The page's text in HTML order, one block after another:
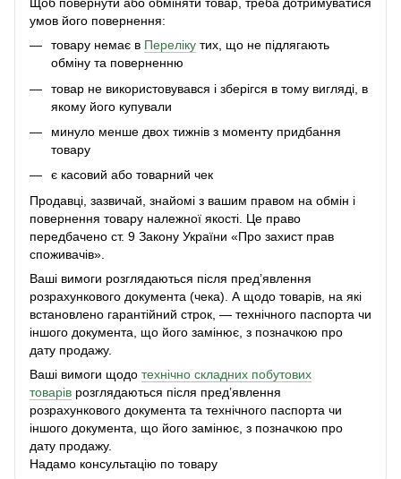
умов його повернення:
товару немає в Переліку тих, що не підлягають
обміну та поверненню
товар не використовувався і зберігся в тому вигляді, в
якому його купували
минуло менше двох тижнів з моменту придбання
товару
є касовий або товарний чек
Продавці, зазвичай, знайомі з вашим правом на обмін і
повернення товару належної якості. Це право
передбачено ст. 9 Закону України «Про захист прав
споживачів».
Ваші вимоги розглядаються після пред’явлення
розрахункового документа (чека). А щодо товарів, на які
встановлено гарантійний строк, — технічного паспорта чи
іншого документа, що його замінює, з позначкою про
дату продажу.
Ваші вимоги щодо технічно складних побутових
товарів розглядаються після пред’явлення
розрахункового документа та технічного паспорта чи
іншого документа, що його замінює, з позначкою про
дату продажу.
Надамо консультацію по товару